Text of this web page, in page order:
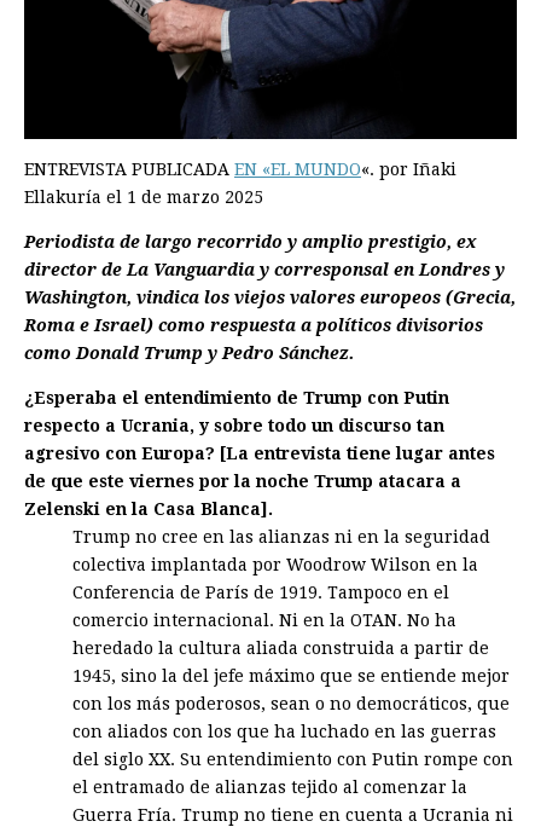
ENTREVISTA PUBLICADA EN «EL MUNDO«. por Iñaki
Ellakuría el 1 de marzo 2025
Periodista de largo recorrido y amplio prestigio, ex
director de La Vanguardia y corresponsal en Londres y
Washington, vindica los viejos valores europeos (Grecia,
Roma e Israel) como respuesta a políticos divisorios
como Donald Trump y Pedro Sánchez.
¿Esperaba el entendimiento de Trump con Putin
respecto a Ucrania, y sobre todo un discurso tan
agresivo con Europa? [La entrevista tiene lugar antes
de que este viernes por la noche Trump atacara a
Zelenski en la Casa Blanca].
Trump no cree en las alianzas ni en la seguridad
colectiva implantada por Woodrow Wilson en la
Conferencia de París de 1919. Tampoco en el
comercio internacional. Ni en la OTAN. No ha
heredado la cultura aliada construida a partir de
1945, sino la del jefe máximo que se entiende mejor
con los más poderosos, sean o no democráticos, que
con aliados con los que ha luchado en las guerras
del siglo XX. Su entendimiento con Putin rompe con
el entramado de alianzas tejido al comenzar la
Guerra Fría. Trump no tiene en cuenta a Ucrania ni